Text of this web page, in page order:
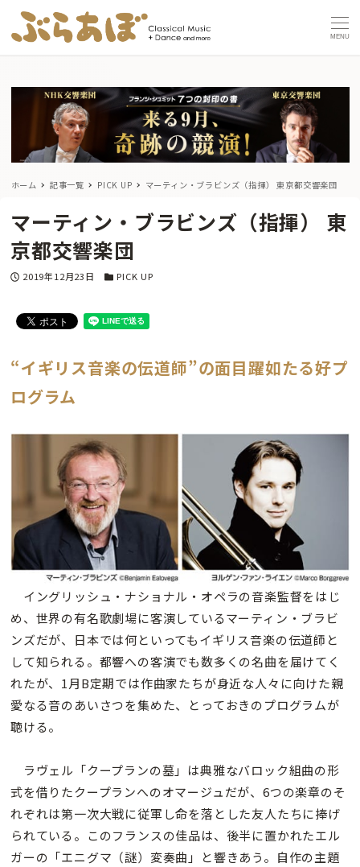
MENU
ホーム 記事一覧 PICK UP マーティン・ブラビンズ（指揮） 東京都交響楽団
マーティン・ブラビンズ（指揮） 東
京都交響楽団
投稿日
2019年12月23日 カテゴリー
PICK UP
“イギリス音楽の伝道師”の面目躍如たる好プ
ログラム
イングリッシュ・ナショナル・オペラの音楽監督をはじ
め、世界の有名歌劇場に客演しているマーティン・ブラビ
ンズだが、日本では何といってもイギリス音楽の伝道師と
して知られる。都響への客演でも数多くの名曲を届けてく
れたが、1月B定期では作曲家たちが身近な人々に向けた親
愛なる音のあいさつを集めた、とっておきのプログラムが
聴ける。
ラヴェル「クープランの墓」は典雅なバロック組曲の形
式を借りたクープランへのオマージュだが、6つの楽章のそ
れぞれは第一次大戦に従軍し命を落とした友人たちに捧げ
られている。このフランスの佳品は、後半に置かれたエル
ガーの「エニグマ（謎）変奏曲」と響きあう。自作の主題